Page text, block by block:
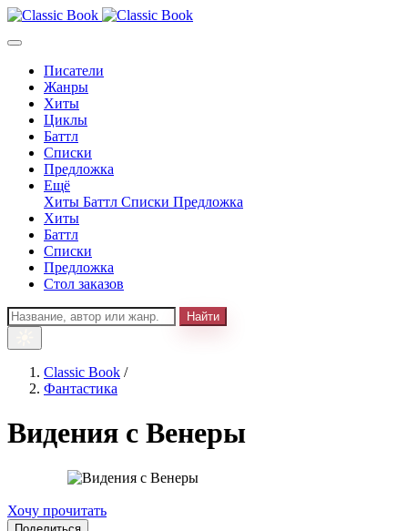
Писатели
Жанры
Хиты
Циклы
Баттл
Списки
Предложка
Ещё
Хиты Баттл Списки Предложка
Хиты
Баттл
Списки
Предложка
Стол заказов
Найти
Classic Book /
Фантастика
Видения с Венеры
Хочу прочитать